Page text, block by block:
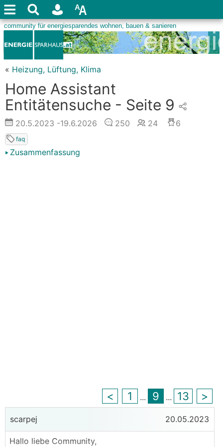
« Heizung, Lüftung, Klima
Home Assistant
Entitätensuche - Seite 9
20.5.2023 -19.6.2026 250 24 6
faq
Zusammenfassung
< 1 ... 9 ... 13 >
scarpej 20.05.2023
Hallo liebe Community,